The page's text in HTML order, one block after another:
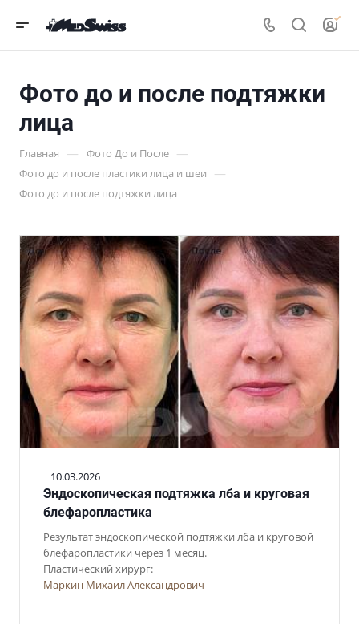
Фото до и после подтяжки
лица
Главная — Фото До и После —
Фото до и после пластики лица и шеи —
Фото до и после подтяжки лица
10.03.2026
Эндоскопическая подтяжка лба и круговая
блефаропластика
Результат эндоскопической подтяжки лба и круговой
блефаропластики через 1 месяц.
Пластический хирург:
Маркин Михаил Александрович